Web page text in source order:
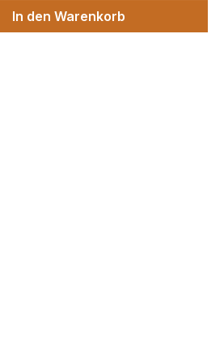
gewünschten Wert
In den Warenkorb